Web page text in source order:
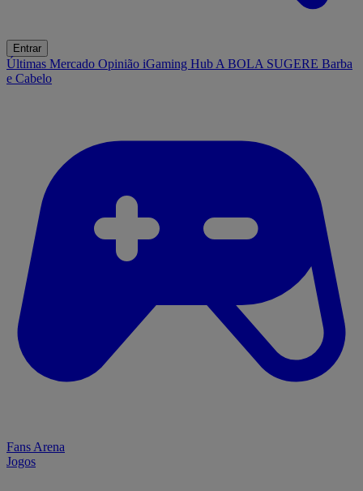
Entrar
Últimas Mercado Opinião iGaming Hub A BOLA SUGERE Barba
e Cabelo
Fans Arena
Jogos